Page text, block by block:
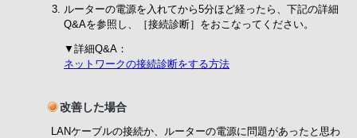
ルーターの電源を入れてから5分ほど経ったら、下記の詳細
Q&Aを参照し、［接続診断］をおこなってください。
▼詳細Q&A：
ネットワークの接続診断をする方法
改善した場合
LANケーブルの接続か、ルーターの電源に問題があったと思わ